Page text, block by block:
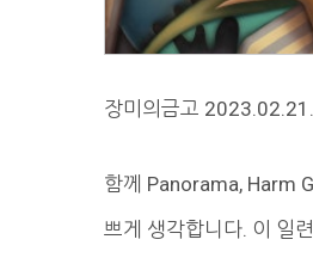
장미의금고 2023.02.21.
함께 Panorama, Harm
쁘게 생각합니다. 이 일